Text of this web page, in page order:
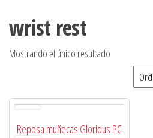
wrist rest
Mostrando el único resultado
Reposa muñecas Glorious PC